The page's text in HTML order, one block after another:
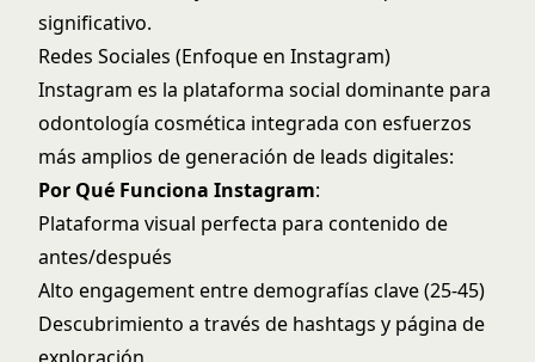
significativo.
Redes Sociales (Enfoque en Instagram)
Instagram es la plataforma social dominante para
odontología cosmética integrada con esfuerzos
más amplios de generación de leads digitales:
Por Qué Funciona Instagram:
Plataforma visual perfecta para contenido de
antes/después
Alto engagement entre demografías clave (25-45)
Descubrimiento a través de hashtags y página de